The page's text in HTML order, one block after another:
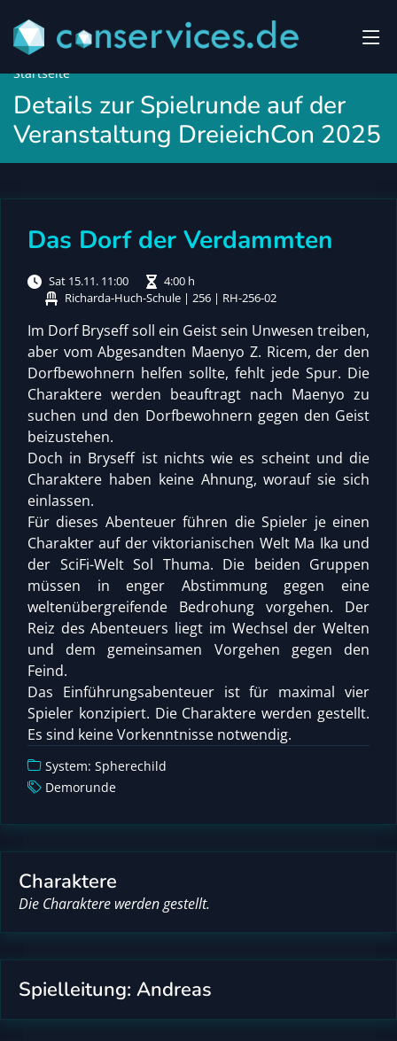
Startseite
Details zur Spielrunde auf der
Veranstaltung DreieichCon 2025
Das Dorf der Verdammten
Sat 15.11. 11:00
4:00 h
Richarda-Huch-Schule | 256 | RH-256-02
Im Dorf Bryseff soll ein Geist sein Unwesen treiben,
aber vom Abgesandten Maenyo Z. Ricem, der den
Dorfbewohnern helfen sollte, fehlt jede Spur. Die
Charaktere werden beauftragt nach Maenyo zu
suchen und den Dorfbewohnern gegen den Geist
beizustehen.
Doch in Bryseff ist nichts wie es scheint und die
Charaktere haben keine Ahnung, worauf sie sich
einlassen.
Für dieses Abenteuer führen die Spieler je einen
Charakter auf der viktorianischen Welt Ma Ika und
der SciFi-Welt Sol Thuma. Die beiden Gruppen
müssen in enger Abstimmung gegen eine
weltenübergreifende Bedrohung vorgehen. Der
Reiz des Abenteuers liegt im Wechsel der Welten
und dem gemeinsamen Vorgehen gegen den
Feind.
Das Einführungsabenteuer ist für maximal vier
Spieler konzipiert. Die Charaktere werden gestellt.
Es sind keine Vorkenntnisse notwendig.
System: Spherechild
Demorunde
Charaktere
Die Charaktere werden gestellt.
Spielleitung: Andreas